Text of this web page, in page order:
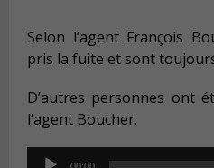
Selon l’agent François
pris la fuite et sont
D’autres personnes ont
l’agent Boucher.
Audio